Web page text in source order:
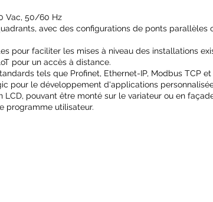
Vac, 50/60 Hz
avec des configurations de ponts parallèles
pour faciliter les mises à niveau des installations
pour un accès à distance.
tels que Profinet, Ethernet-IP, Modbus TCP et
pour le développement d'applications
pouvant être monté sur le variateur ou en
programme utilisateur.